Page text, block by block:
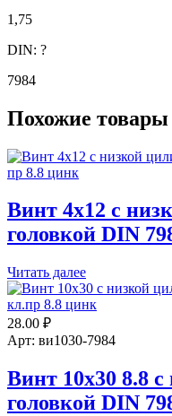
1,75
DIN: ?
7984
Похожие товары
Винт 4х12 с
головкой DIN
Читать далее
28.00 ₽
Арт: ви1030-7984
Винт 10х30 8.8
головкой DIN